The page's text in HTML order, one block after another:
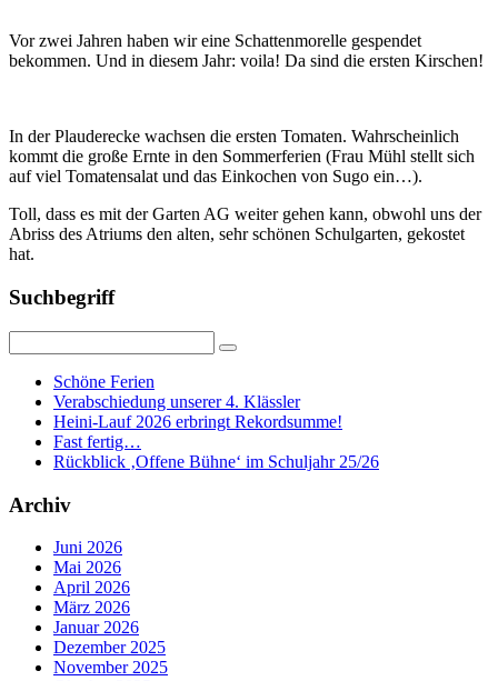
Vor zwei Jahren haben wir eine Schattenmorelle gespendet
bekommen. Und in diesem Jahr: voila! Da sind die ersten Kirschen!
In der Plauderecke wachsen die ersten Tomaten. Wahrscheinlich
kommt die große Ernte in den Sommerferien (Frau Mühl stellt sich
auf viel Tomatensalat und das Einkochen von Sugo ein…).
Toll, dass es mit der Garten AG weiter gehen kann, obwohl uns der
Abriss des Atriums den alten, sehr schönen Schulgarten, gekostet
hat.
Suchbegriff
Schöne Ferien
Verabschiedung unserer 4. Klässler
Heini-Lauf 2026 erbringt Rekordsumme!
Fast fertig…
Rückblick ‚Offene Bühne‘ im Schuljahr 25/26
Archiv
Juni 2026
Mai 2026
April 2026
März 2026
Januar 2026
Dezember 2025
November 2025